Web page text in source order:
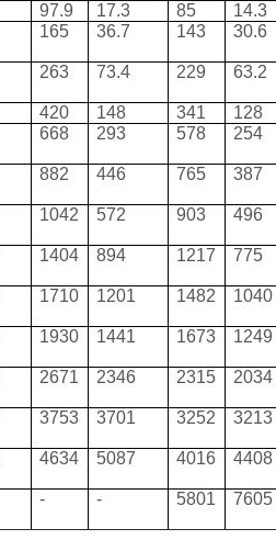
97.9 17.3 85
14.3
165 36.7 143 30.6
263 73.4 229 63.2
420 148 341
128
668 293 578 254
882 446 765 387
1042 572 903 496
1404 894 1217 775
1710 1201 1482 1040
1930 1441 1673 1249
2671 2346 2315 2034
3753 3701 3252 3213
4634 5087 4016 4408
- - 5801 7605